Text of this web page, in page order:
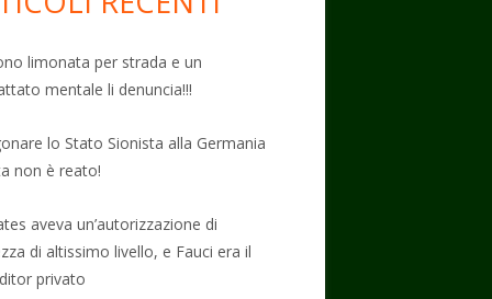
limonata per strada e un
mentale li denuncia!!!
lo Stato Sionista alla Germania
non è reato!
aveva un’autorizzazione di
di altissimo livello, e Fauci era il
privato